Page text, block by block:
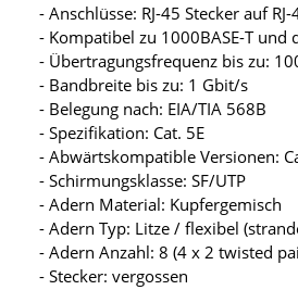
- Anschlüsse: RJ-45 Stecker auf
- Kompatibel zu 1000BASE-T und
- Übertragungsfrequenz bis zu:
- Bandbreite bis zu: 1 Gbit/s
- Belegung nach: EIA/TIA 568B
- Spezifikation: Cat. 5E
- Abwärtskompatible Versionen:
- Schirmungsklasse: SF/UTP
- Adern Material: Kupfergemisch
- Adern Typ: Litze / flexibel
- Adern Anzahl: 8 (4 x 2 twisted
- Stecker: vergossen